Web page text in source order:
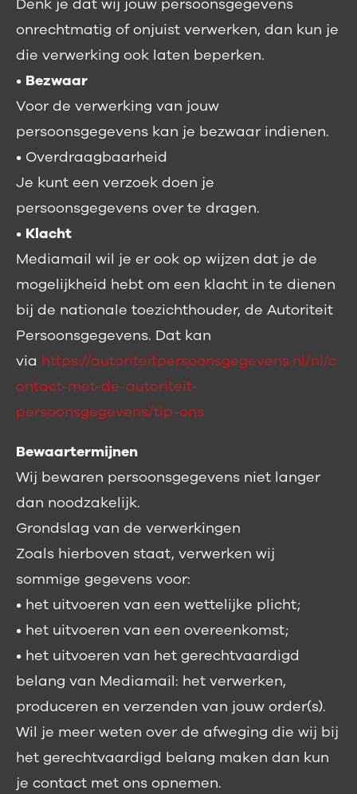
Denk je dat wij jouw persoonsgegevens
onrechtmatig of onjuist verwerken, dan kun je
die verwerking ook laten beperken.
• Bezwaar
Voor de verwerking van jouw
persoonsgegevens kan je bezwaar indienen.
• Overdraagbaarheid
Je kunt een verzoek doen je
persoonsgegevens over te dragen.
• Klacht
Mediamail wil je er ook op wijzen dat je de
mogelijkheid hebt om een klacht in te dienen
bij de nationale toezichthouder, de Autoriteit
Persoonsgegevens. Dat kan
via https://autoriteitpersoonsgegevens.nl/nl/c
ontact-met-de-autoriteit-
persoonsgegevens/tip-ons
Bewaartermijnen
Wij bewaren persoonsgegevens niet langer
dan noodzakelijk.
Grondslag van de verwerkingen
Zoals hierboven staat, verwerken wij
sommige gegevens voor:
• het uitvoeren van een wettelijke plicht;
• het uitvoeren van een overeenkomst;
• het uitvoeren van het gerechtvaardigd
belang van Mediamail: het verwerken,
produceren en verzenden van jouw order(s).
Wil je meer weten over de afweging die wij bij
het gerechtvaardigd belang maken dan kun
je contact met ons opnemen.